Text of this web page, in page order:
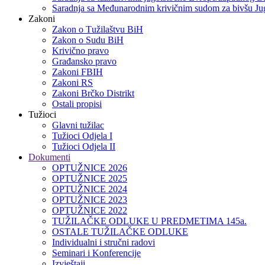
Saradnja sa Međunarodnim krivičnim sudom za bivšu
Zakoni
Zakon o Тužilaštvu BiH
Zakon o Sudu BiH
Krivično pravo
Građansko pravo
Zakoni FBIH
Zakoni RS
Zakoni Brčko Distrikt
Ostali propisi
Tužioci
Glavni tužilac
Tužioci Odjela I
Tužioci Odjela II
Dokumenti
OPTUŽNICE 2026
OPTUŽNICE 2025
OPTUŽNICE 2024
OPTUŽNICE 2023
OPTUŽNICE 2022
TUŽILAČKE ODLUKE U PREDMETIMA 145a.
OSTALE TUŽILAČKE ODLUKE
Individualni i stručni radovi
Seminari i Konferencije